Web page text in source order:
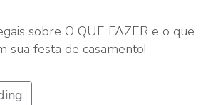
sobre O QUE FAZER e o que
sua festa de casamento!